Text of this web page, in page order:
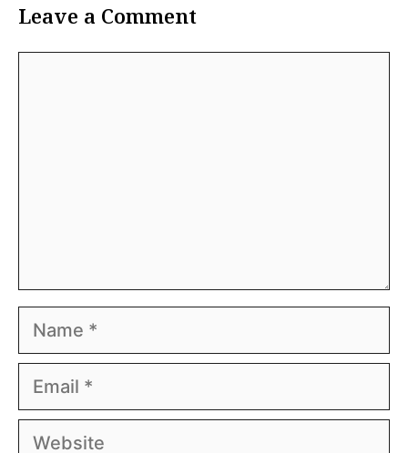
Leave a Comment
Name
Email
Website